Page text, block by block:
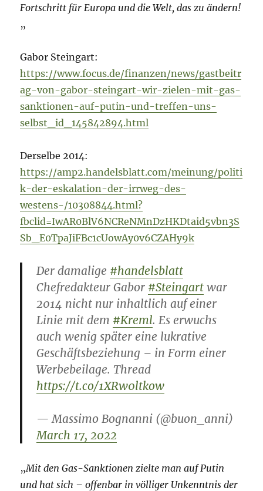
Fortschritt für Europa und die Welt, das zu ändern!
„
Gabor Steingart:
https://www.focus.de/finanzen/news/gastbeitr
ag-von-gabor-steingart-wir-zielen-mit-gas-
sanktionen-auf-putin-und-treffen-uns-
selbst_id_145842894.html
Derselbe 2014:
https://amp2.handelsblatt.com/meinung/politi
k-der-eskalation-der-irrweg-des-
westens-/10308844.html?
fbclid=IwAR0BlV6NCReNMnDzHKDtaid5vbn3S
Sb_E0TpaJiFBc1cUowAy0v6CZAHy9k
Der damalige #handelsblatt
Chefredakteur Gabor #Steingart war
2014 nicht nur inhaltlich auf einer
Linie mit dem #Kreml. Es erwuchs
auch wenig später eine lukrative
Geschäftsbeziehung – in Form einer
Werbebeilage. Thread
https://t.co/1XRw0ltkow
— Massimo Bognanni (@buon_anni)
March 17, 2022
„Mit den Gas-Sanktionen zielte man auf Putin
und hat sich – offenbar in völliger Unkenntnis der